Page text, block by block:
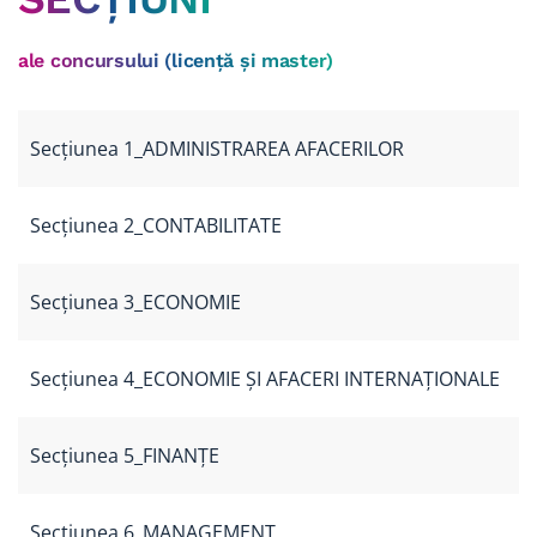
ale concursului (licență și master)
Secțiunea 1_ADMINISTRAREA AFACERILOR
Secțiunea 2_CONTABILITATE
Secțiunea 3_ECONOMIE
Secțiunea 4_ECONOMIE ȘI AFACERI INTERNAȚIONALE
Secțiunea 5_FINANȚE